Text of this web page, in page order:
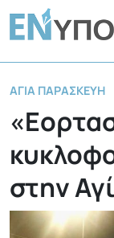
ΑΓΊΑ ΠΑΡΑΣΚΕΥΉ
στην